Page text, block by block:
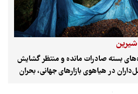
بسته صادرات مانده و منتظر گشایش
در هیاهوی بازارهای جهانی، بحران